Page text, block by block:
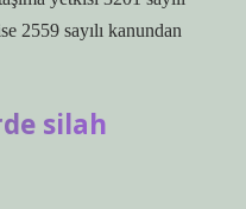
2559 sayılı kanundan
silah